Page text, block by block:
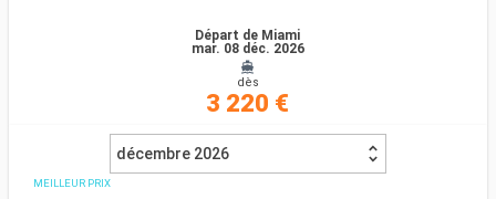
Départ de Miami
mar. 08 déc. 2026
dès
3 220 €
décembre 2026
MEILLEUR PRIX
Compagnies
Rechercher